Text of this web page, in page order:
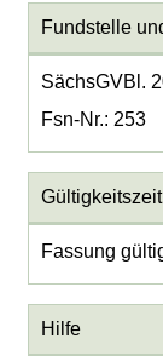
Fundstelle
SächsGVBl.
Fsn-Nr.: 253
Fassung
Hilfe